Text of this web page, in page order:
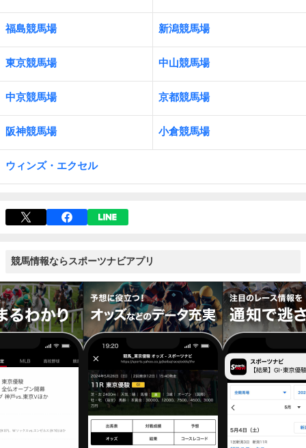
福島競馬場 新潟競馬場
東京競馬場 中山競馬場
中京競馬場 京都競馬場
阪神競馬場 小倉競馬場
ウィンズ・エクセル
競馬情報ならスポーツナビアプリ